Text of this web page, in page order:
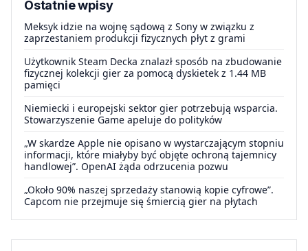
Ostatnie wpisy
Meksyk idzie na wojnę sądową z Sony w związku z
zaprzestaniem produkcji fizycznych płyt z grami
Użytkownik Steam Decka znalazł sposób na zbudowanie
fizycznej kolekcji gier za pomocą dyskietek z 1.44 MB
pamięci
Niemiecki i europejski sektor gier potrzebują wsparcia.
Stowarzyszenie Game apeluje do polityków
„W skardze Apple nie opisano w wystarczającym stopniu
informacji, które miałyby być objęte ochroną tajemnicy
handlowej”. OpenAI żąda odrzucenia pozwu
„Około 90% naszej sprzedaży stanowią kopie cyfrowe”.
Capcom nie przejmuje się śmiercią gier na płytach